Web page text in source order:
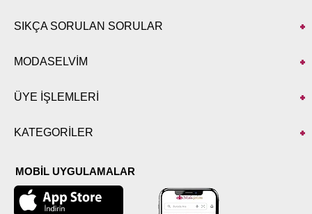
SIKÇA SORULAN SORULAR
MODASELVİM
ÜYE İŞLEMLERİ
KATEGORİLER
MOBİL UYGULAMALAR